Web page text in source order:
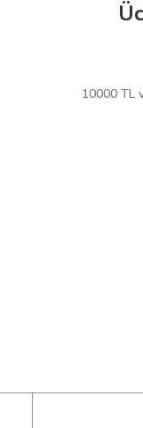
Blister
5.4 kg10000 TL